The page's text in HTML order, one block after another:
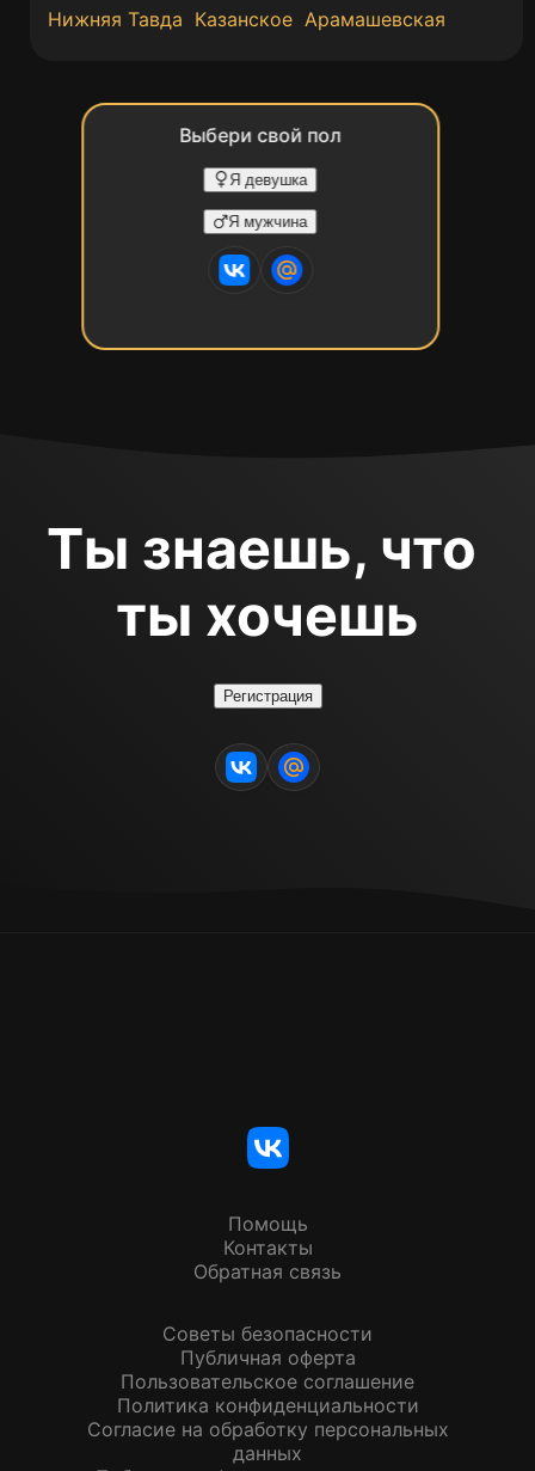
Нижняя Тавда Казанское Арамашевская
Выбери свой пол
Я девушка
Я мужчина
Ты знаешь, что
ты хочешь
Регистрация
Помощь
Контакты
Обратная связь
Советы безопасности
Публичная оферта
Пользовательское соглашение
Политика конфиденциальности
Согласие на обработку персональных
данных